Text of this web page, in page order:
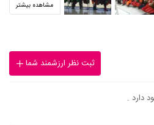
مشاهده بیشتر
ثبت نظر ارزشمند شما